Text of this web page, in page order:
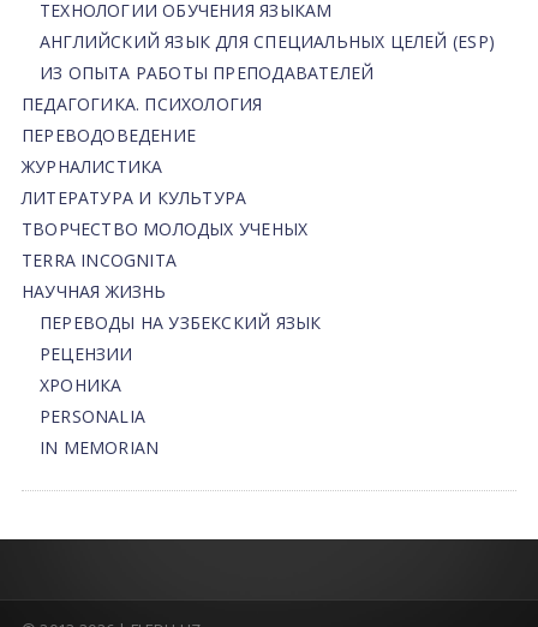
ТЕХНОЛОГИИ ОБУЧЕНИЯ ЯЗЫКАМ
АНГЛИЙСКИЙ ЯЗЫК ДЛЯ СПЕЦИАЛЬНЫХ ЦЕЛЕЙ (ESP)
ИЗ ОПЫТА РАБОТЫ ПРЕПОДАВАТЕЛЕЙ
ПЕДАГОГИКА. ПСИХОЛОГИЯ
ПЕРЕВОДОВЕДЕНИЕ
ЖУРНАЛИСТИКА
ЛИТЕРАТУРА И КУЛЬТУРА
ТВОРЧЕСТВО МОЛОДЫХ УЧЕНЫХ
TERRA INCOGNITA
НАУЧНАЯ ЖИЗНЬ
ПЕРЕВОДЫ НА УЗБЕКСКИЙ ЯЗЫК
РЕЦЕНЗИИ
ХРОНИКА
PERSONALIA
IN MEMORIAN